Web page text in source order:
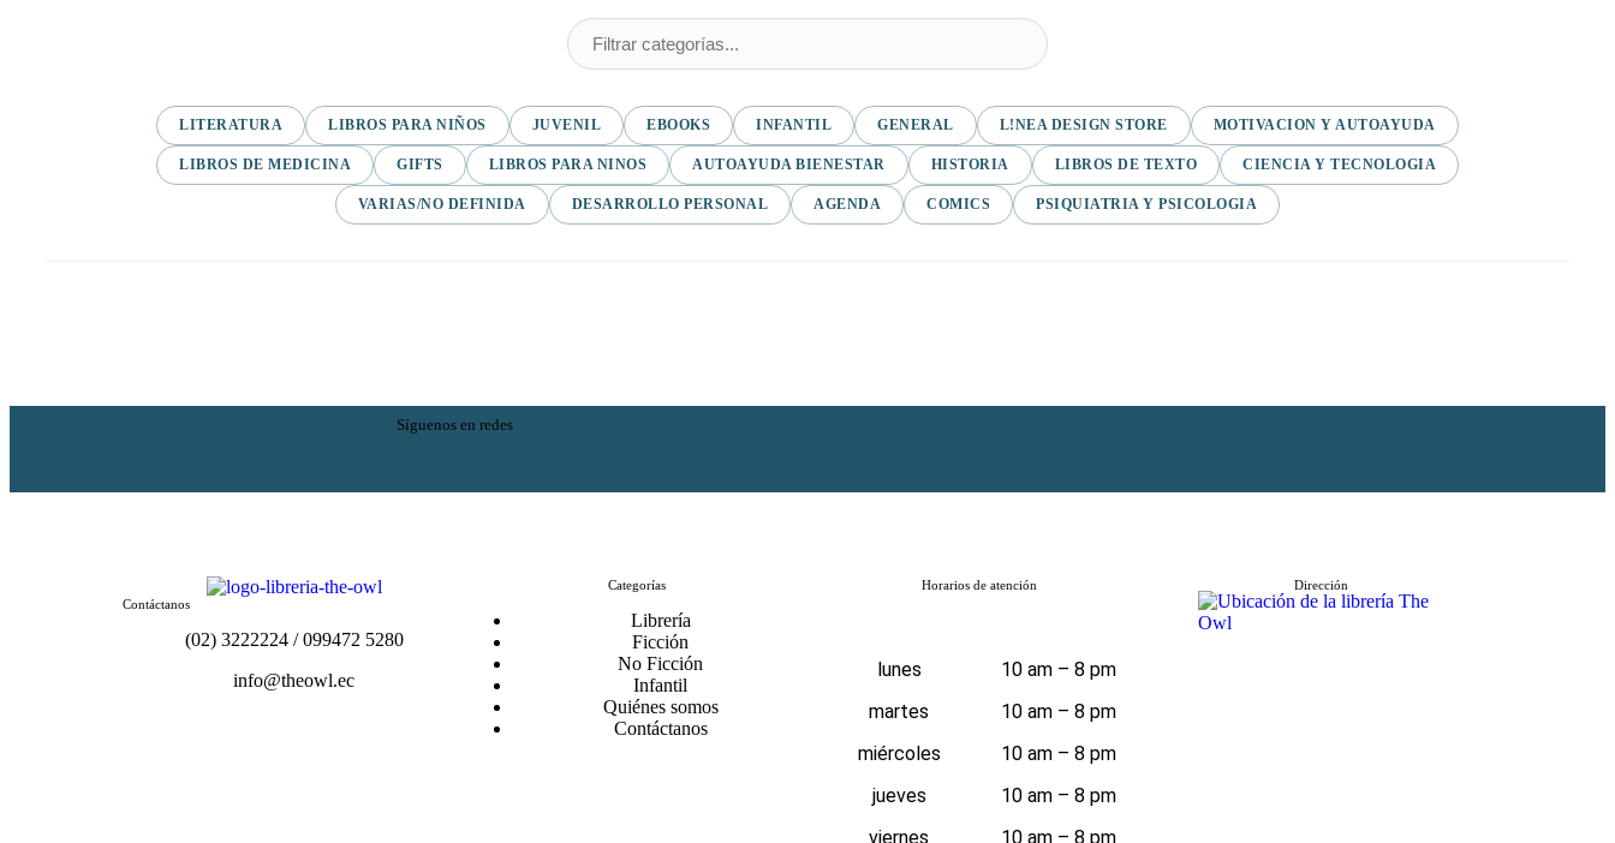
LITERATURA LIBROS PARA NIÑOS JUVENIL EBOOKS INFANTIL GENERAL L!NEA DESIGN STORE MOTIVACION Y AUTOAYUDA
LIBROS DE MEDICINA GIFTS LIBROS PARA NINOS AUTOAYUDA BIENESTAR HISTORIA LIBROS DE TEXTO CIENCIA Y TECNOLOGIA
VARIAS/NO DEFINIDA DESARROLLO PERSONAL AGENDA COMICS PSIQUIATRIA Y PSICOLOGIA
Síguenos en redes
Contáctanos
(02) 3222224 / 099472 5280
info@theowl.ec
Categorías
Librería
Ficción
No Ficción
Infantil
Quiénes somos
Contáctanos
Horarios de atención
lunes
10 am – 8 pm
martes
10 am – 8 pm
miércoles
10 am – 8 pm
jueves
10 am – 8 pm
viernes
10 am – 8 pm
Dirección